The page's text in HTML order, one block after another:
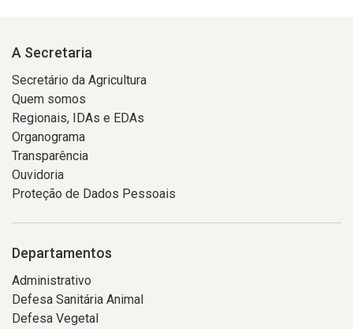
A Secretaria
Secretário da Agricultura
Quem somos
Regionais, IDAs e EDAs
Organograma
Transparência
Ouvidoria
Proteção de Dados Pessoais
Departamentos
Administrativo
Defesa Sanitária Animal
Defesa Vegetal